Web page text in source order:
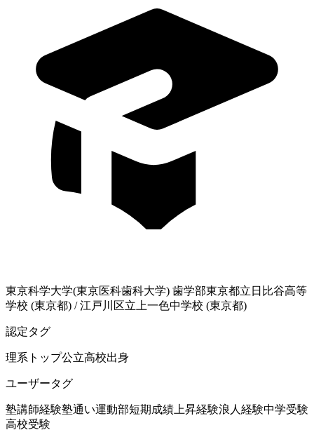
東京科学大学(東京医科歯科大学) 歯学部東京都立日比谷高等
学校 (東京都) /江戸川区立上一色中学校 (東京都)
認定タグ
理系 トップ公立高校出身
ユーザータグ
塾講師経験塾通い運動部短期成績上昇経験浪人経験中学受験
高校受験